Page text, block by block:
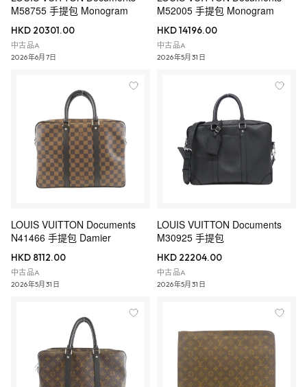
M58755 手提包 Monogram
HKD 20301.00
中古品A
2026年6月7日
M52005 手提包 Monogram
HKD 14196.00
中古品A
2026年5月31日
LOUIS VUITTON Documents
N41466 手提包 Damier
HKD 8112.00
中古品A
2026年5月31日
LOUIS VUITTON Documents
M30925 手提包
HKD 22204.00
中古品A
2026年5月31日